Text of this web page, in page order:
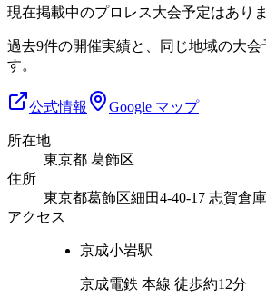
現在掲載中のプロレス大会予定はあり
過去9件の開催実績と、同じ地域の大会
す。
公式情報 Google マップ
所在地
東京都 葛飾区
住所
東京都葛飾区細田4-40-17 志賀倉
アクセス
京成小岩駅
京成電鉄 本線 徒歩約12分